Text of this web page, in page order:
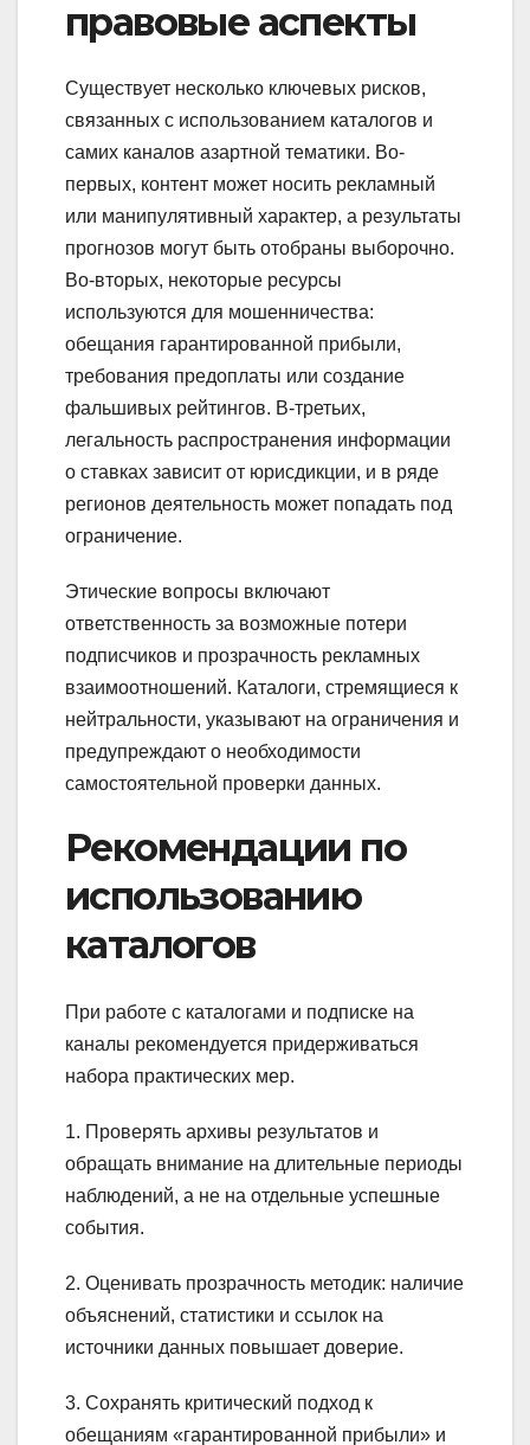
правовые аспекты
Существует несколько ключевых рисков,
связанных с использованием каталогов и
самих каналов азартной тематики. Во-
первых, контент может носить рекламный
или манипулятивный характер, а результаты
прогнозов могут быть отобраны выборочно.
Во-вторых, некоторые ресурсы
используются для мошенничества:
обещания гарантированной прибыли,
требования предоплаты или создание
фальшивых рейтингов. В-третьих,
легальность распространения информации
о ставках зависит от юрисдикции, и в ряде
регионов деятельность может попадать под
ограничение.
Этические вопросы включают
ответственность за возможные потери
подписчиков и прозрачность рекламных
взаимоотношений. Каталоги, стремящиеся к
нейтральности, указывают на ограничения и
предупреждают о необходимости
самостоятельной проверки данных.
Рекомендации по
использованию
каталогов
При работе с каталогами и подписке на
каналы рекомендуется придерживаться
набора практических мер.
1. Проверять архивы результатов и
обращать внимание на длительные периоды
наблюдений, а не на отдельные успешные
события.
2. Оценивать прозрачность методик: наличие
объяснений, статистики и ссылок на
источники данных повышает доверие.
3. Сохранять критический подход к
обещаниям «гарантированной прибыли» и